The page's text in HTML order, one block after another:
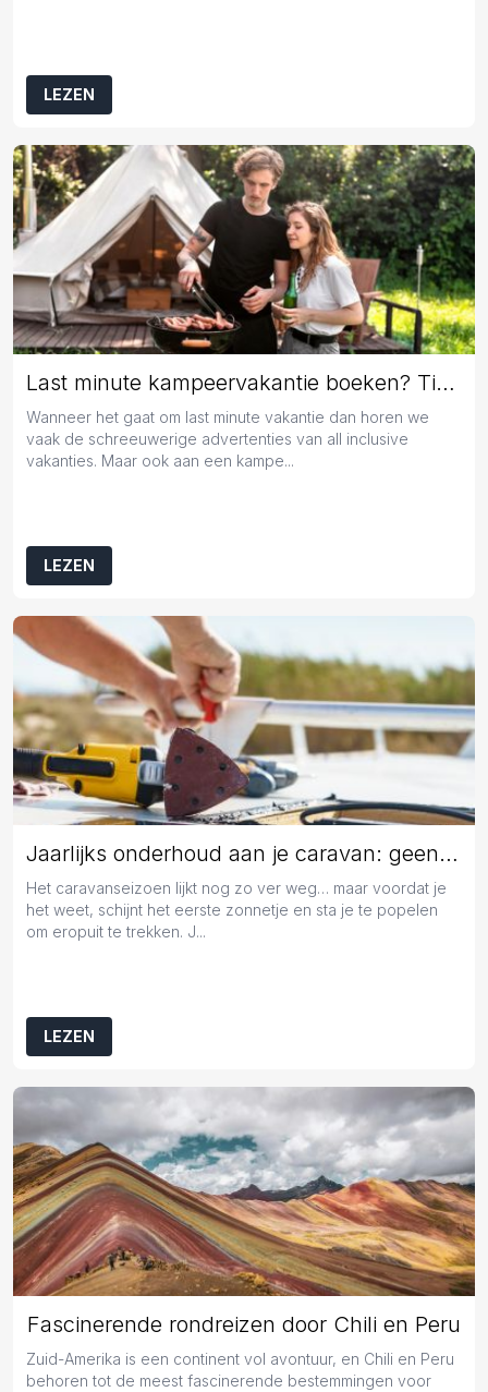
LEZEN
Last minute kampeervakantie boeken? Tips en tricks!
Wanneer het gaat om last minute vakantie dan horen we
vaak de schreeuwerige advertenties van all inclusive
vakanties. Maar ook aan een kampe...
LEZEN
Jaarlijks onderhoud aan je caravan: geen overbodige luxe
Het caravanseizoen lijkt nog zo ver weg… maar voordat je
het weet, schijnt het eerste zonnetje en sta je te popelen
om eropuit te trekken. J...
LEZEN
Fascinerende rondreizen door Chili en Peru
Zuid-Amerika is een continent vol avontuur, en Chili en Peru
behoren tot de meest fascinerende bestemmingen voor